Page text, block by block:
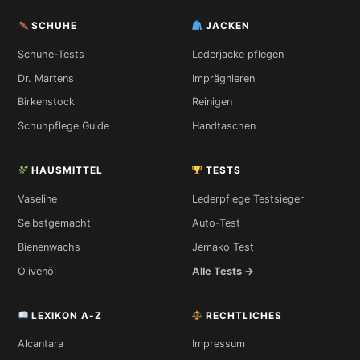
SCHUHE
Schuhe-Tests
Dr. Martens
Birkenstock
Schuhpflege Guide
JACKEN
Lederjacke pflegen
Imprägnieren
Reinigen
Handtaschen
HAUSMITTEL
Vaseline
Selbstgemacht
Bienenwachs
Olivenöl
TESTS
Lederpflege Testsieger
Auto-Test
Jemako Test
Alle Tests →
LEXIKON A-Z
Alcantara
RECHTLICHES
Impressum